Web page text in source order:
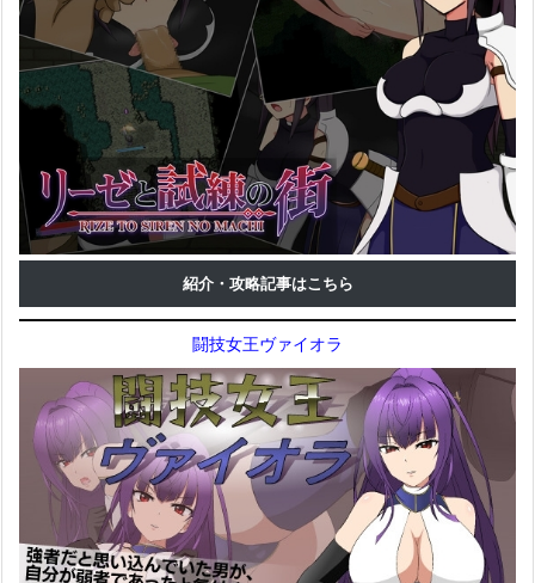
紹介・攻略記事はこちら
闘技女王ヴァイオラ